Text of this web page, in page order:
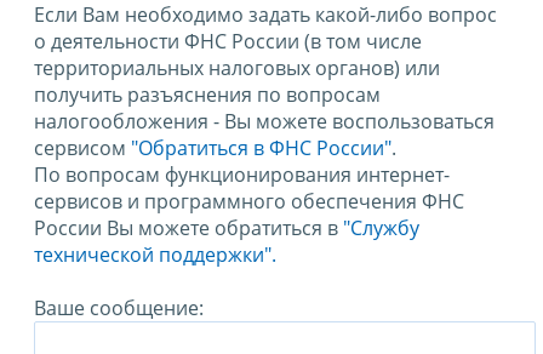
Если Вам необходимо задать какой-либо вопрос
о деятельности ФНС России (в том числе
территориальных налоговых органов) или
получить разъяснения по вопросам
налогообложения - Вы можете воспользоваться
сервисом "Обратиться в ФНС России".
По вопросам функционирования интернет-
сервисов и программного обеспечения ФНС
России Вы можете обратиться в "Службу
технической поддержки".
Ваше сообщение: